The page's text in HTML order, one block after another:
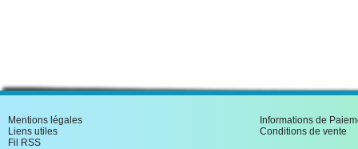
Mentions légales
Liens utiles
Fil RSS
Informations de
Conditions de vente